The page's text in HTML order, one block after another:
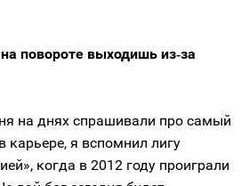
повороте выходишь из‑за
на днях спрашивали про самый
я вспомнил лигу
когда в 2012 году проиграли